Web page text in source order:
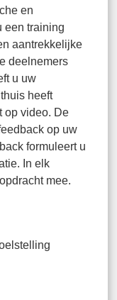
en
een training
aantrekkelijke
deelnemers
u uw
heeft
op video. De
op uw
formuleert u
In elk
mee.